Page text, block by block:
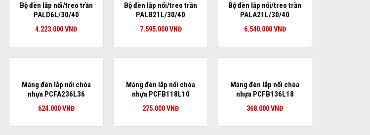
Bộ đèn lắp nổi/treo trần
PALD6L/30/40
4.223.000VNĐ
Bộ đèn lắp nổi/treo trần
PALB21L/30/40
7.595.000VNĐ
Bộ đèn lắp nổi/treo trần
PALA21L/30/40
6.540.000VNĐ
Máng đèn lắp nổi chóa
nhựa PCFA236L36
624.000VNĐ
Máng đèn lắp nổi chóa
nhựa PCFB118L10
275.000VNĐ
Máng đèn lắp nổi chóa
nhựa PCFB136L18
368.000VNĐ